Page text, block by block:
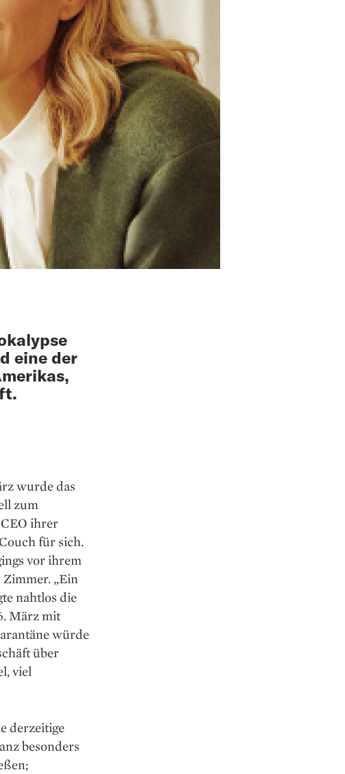
eine der
wurde das
zum
ihrer
für sich.
vor ihrem
„Ein
nahtlos die
März mit
würde
über
viel
derzeitige
beson­ders